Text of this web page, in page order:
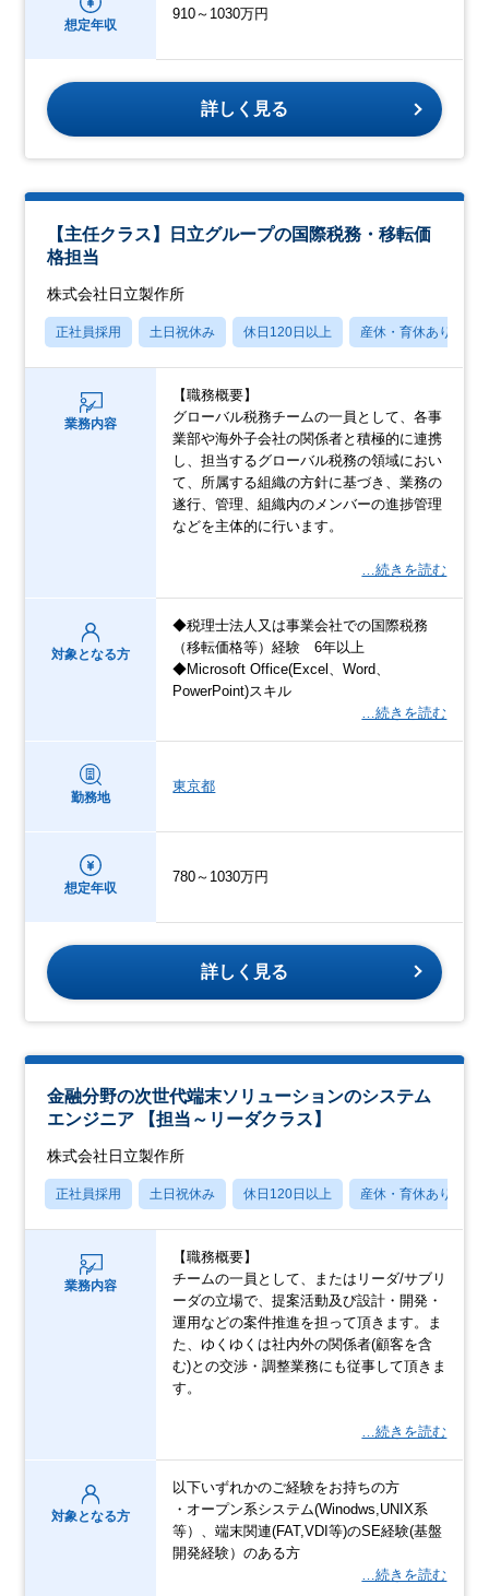
想定年収
910～1030万円
詳しく見る
【主任クラス】日立グループの国際税務・移転価
格担当
株式会社日立製作所
正社員採用 土日祝休み 休日120日以上 産休・育休あり
業務内容
【職務概要】
グローバル税務チームの一員として、各事
業部や海外子会社の関係者と積極的に連携
し、担当するグローバル税務の領域におい
て、所属する組織の方針に基づき、業務の
遂行、管理、組織内のメンバーの進捗管理
などを主体的に行います。
…続きを読む
対象となる方
◆税理士法人又は事業会社での国際税務
（移転価格等）経験 6年以上
◆Microsoft Office(Excel、Word、
PowerPoint)スキル
…続きを読む
勤務地
東京都
想定年収
780～1030万円
詳しく見る
金融分野の次世代端末ソリューションのシステム
エンジニア 【担当～リーダクラス】
株式会社日立製作所
正社員採用 土日祝休み 休日120日以上 産休・育休あり
業務内容
【職務概要】
チームの一員として、またはリーダ/サブリ
ーダの立場で、提案活動及び設計・開発・
運用などの案件推進を担って頂きます。ま
た、ゆくゆくは社内外の関係者(顧客を含
む)との交渉・調整業務にも従事して頂きま
す。
…続きを読む
対象となる方
以下いずれかのご経験をお持ちの方
・オープン系システム(Winodws,UNIX系
等）、端末関連(FAT,VDI等)のSE経験(基盤
開発経験）のある方
…続きを読む